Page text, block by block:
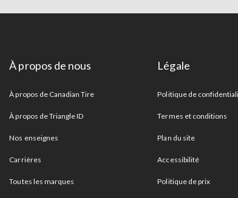
À propos de nous
À propos de Canadian Tire
À propos de Triangle ID
Nos enseignes
Carrières
Toutes les marques
Légale
Politique de
Termes et conditions
Plan du site
Accessibilité
Politique de prix